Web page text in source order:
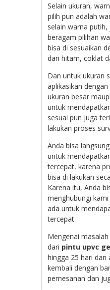
Selain ukuran,
pilih pun adalah
selain warna
beragam pilihan
bisa di sesuaikan
dari hitam, coklat
Dan untuk ukuran
aplikasikan
ukuran besar
untuk
sesuai pun juga
lakukan proses
Anda bisa
untuk
tercepat, karena
bisa di lakukan
Karena itu, Anda
menghubungi
ada untuk
tercepat.
Mengenai
dari pintu upvc
hingga 25 hari dan
kembali dengan
pemesanan dan